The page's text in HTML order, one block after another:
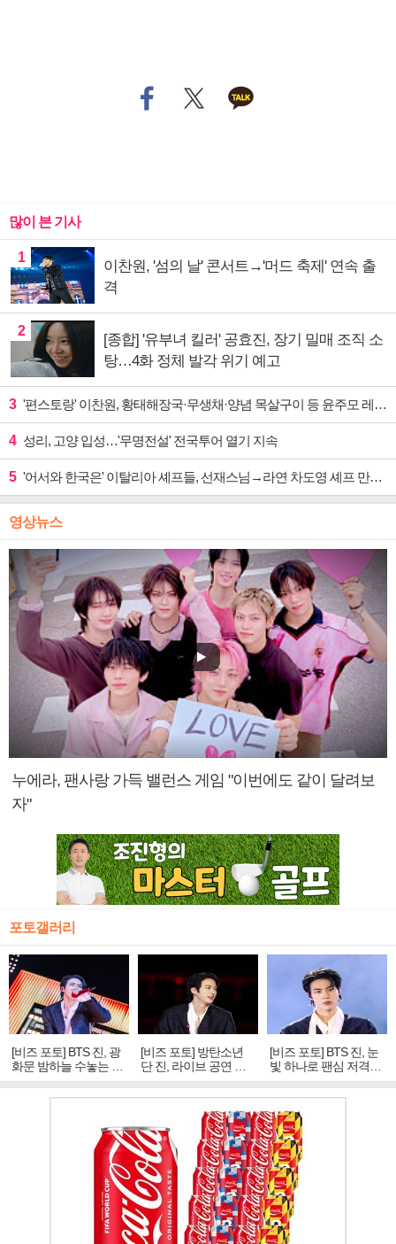
많이 본 기사
1
이찬원, '섬의 날' 콘서트→'머드 축제' 연속 출
격
2
[종합] '유부녀 킬러' 공효진, 장기 밀매 조직 소
탕…4화 정체 발각 위기 예고
3 '편스토랑' 이찬원, 황태해장국·무생채·양념 목살구이 등 윤주모 레시피 섭렵
4 성리, 고양 입성…'무명전설' 전국투어 열기 지속
5 '어서와 한국은' 이탈리아 셰프들, 선재스님→라연 차도영 셰프 만난다
영상뉴스
누에라, 팬사랑 가득 밸런스 게임 "이번에도 같이 달려보
자"
포토갤러리
[비즈 포토] BTS 진, 광
화문 밤하늘 수놓는 '비
주얼 킹'의 열창
[비즈 포토] 방탄소년
단 진, 라이브 공연 중
빛나는 독보적 아우라
[비즈 포토] BTS 진, 눈
빛 하나로 팬심 저격…
독보적 카리스마